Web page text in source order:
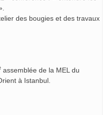
des bougies et des travaux
assemblée de la MEL du
à Istanbul.